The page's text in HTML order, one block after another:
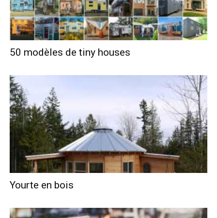
50 modèles de tiny houses
Yourte en bois